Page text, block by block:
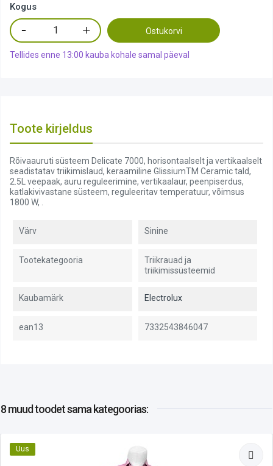
Kogus
Ostukorvi
Tellides enne 13:00 kauba kohale samal päeval
Toote kirjeldus
Rõivaauruti süsteem Delicate 7000, horisontaalselt ja vertikaalselt
seadistatav triikimislaud, keraamiline GlissiumTM Ceramic tald,
2.5L veepaak, auru reguleerimine, vertikaalaur, peenpiserdus,
katlakivivastane süsteem, reguleeritav temperatuur, võimsus
1800 W, .
Värv Sinine
Tootekategooria
Triikrauad ja
triikimissüsteemid
Kaubamärk Electrolux
ean13 7332543846047
8 muud toodetsama kategoorias:
Uus